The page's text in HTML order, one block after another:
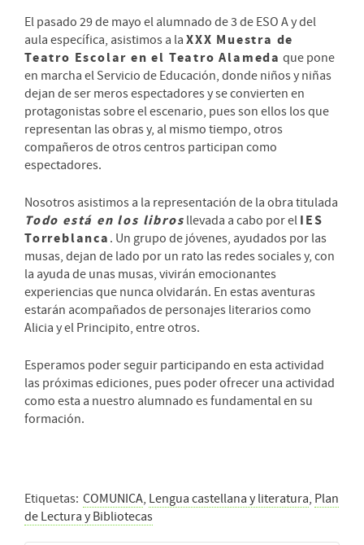
El pasado 29 de mayo el alumnado de 3 de ESO A y del
aula específica, asistimos a la XXX Muestra de
Teatro Escolar en el Teatro Alameda que pone
en marcha el Servicio de Educación, donde niños y niñas
dejan de ser meros espectadores y se convierten en
protagonistas sobre el escenario, pues son ellos los que
representan las obras y, al mismo tiempo, otros
compañeros de otros centros participan como
espectadores.
Nosotros asistimos a la representación de la obra titulada
Todo está en los libros llevada a cabo por el IES
Torreblanca . Un grupo de jóvenes, ayudados por las
musas, dejan de lado por un rato las redes sociales y, con
la ayuda de unas musas, vivirán emocionantes
experiencias que nunca olvidarán. En estas aventuras
estarán acompañados de personajes literarios como
Alicia y el Principito, entre otros.
Esperamos poder seguir participando en esta actividad
las próximas ediciones, pues poder ofrecer una actividad
como esta a nuestro alumnado es fundamental en su
formación.
Etiquetas: COMUNICA, Lengua castellana y literatura, Plan
de Lectura y Bibliotecas